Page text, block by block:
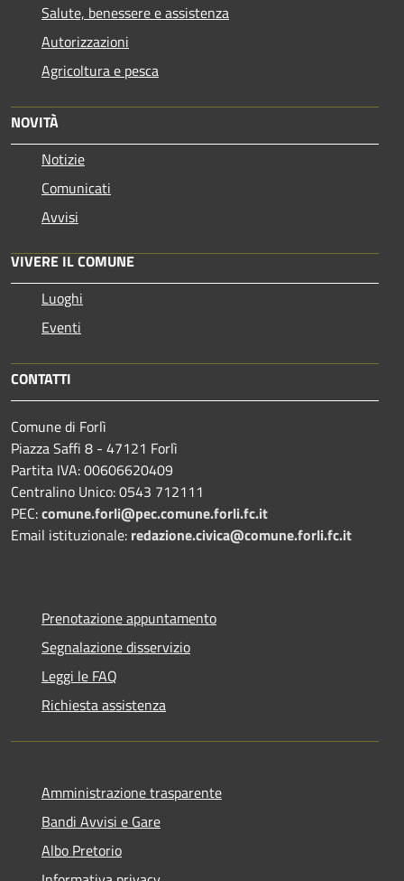
Salute, benessere e assistenza
Autorizzazioni
Agricoltura e pesca
NOVITÀ
Notizie
Comunicati
Avvisi
VIVERE IL COMUNE
Luoghi
Eventi
CONTATTI
Comune di Forlì
Piazza Saffi 8 - 47121 Forlì
Partita IVA: 00606620409
Centralino Unico: 0543 712111
PEC:comune.forli@pec.comune.forli.fc.it
Email istituzionale: redazione.civica@comune.forli.fc.it
Prenotazione appuntamento
Segnalazione disservizio
Leggi le FAQ
Richiesta assistenza
Amministrazione trasparente
Bandi Avvisi e Gare
Albo Pretorio